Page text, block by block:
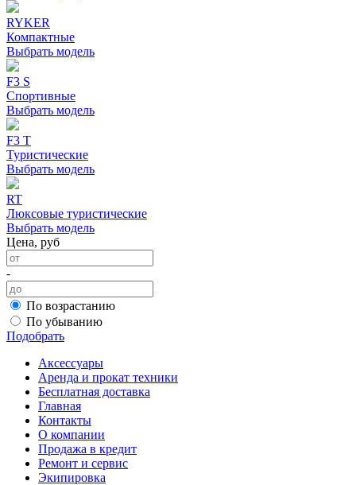
RYKER
Компактные
Выбрать модель
F3 S
Спортивные
Выбрать модель
F3 T
Туристические
Выбрать модель
RT
Люксовые туристические
Выбрать модель
Цена, руб
-
По возрастанию
По убыванию
Подобрать
Аксессуары
Аренда и прокат техники
Бесплатная доставка
Главная
Контакты
О компании
Продажа в кредит
Ремонт и сервис
Экипировка